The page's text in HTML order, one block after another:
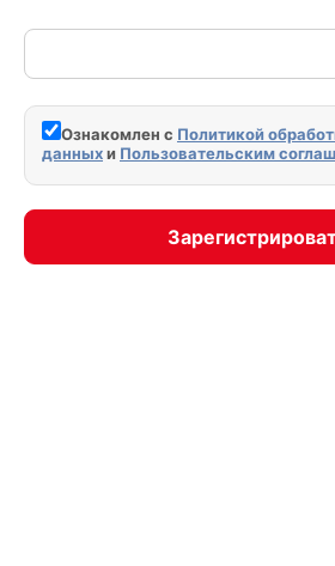
Ознакомлен с Политикой
данныхи Пользовательским